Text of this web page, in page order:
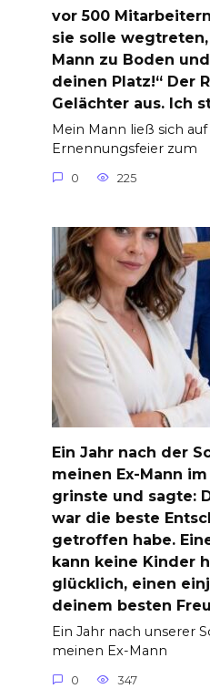
vor 500
sie solle
Mann zu Boden
deinen Platz!“ Der
Gelächter aus. Ich
Mein Mann ließ sich auf
Ernennungsfeier zum
0 225
Ein Jahr nach der
meinen Ex-Mann
grinste und sagte:
war die beste
getroffen habe.
kann keine Kinder
glücklich, einen
deinem besten
Ein Jahr nach unserer
meinen Ex-Mann
0 347